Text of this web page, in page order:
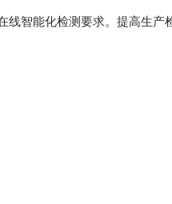
智能化检测要求。提高生产